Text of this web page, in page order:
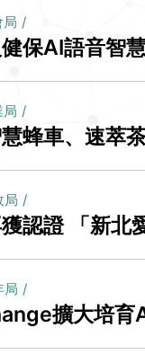
局
保AI語音
局
蜂車、速萃
局
認證 「新北
局
擴大培